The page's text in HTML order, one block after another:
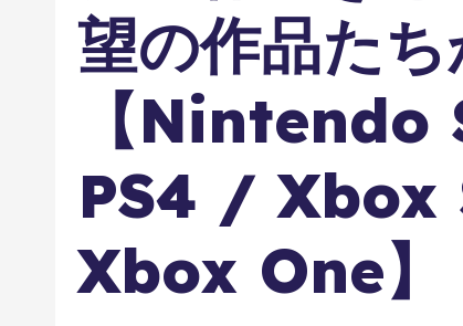
望の作品た
【
PS4 / Xbox
Xbox One】